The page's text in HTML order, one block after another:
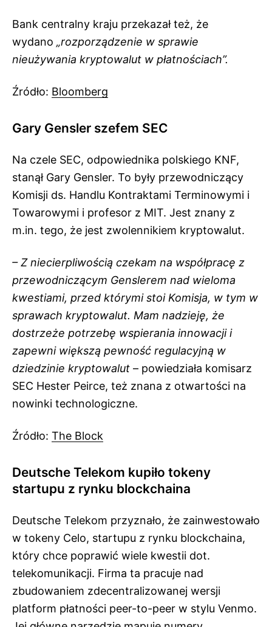
Bank centralny kraju przekazał też, że
wydano „rozporządzenie w sprawie
nieużywania kryptowalut w płatnościach”.
Źródło: Bloomberg
Gary Gensler szefem SEC
Na czele SEC, odpowiednika polskiego KNF,
stanął Gary Gensler. To były przewodniczący
Komisji ds. Handlu Kontraktami Terminowymi i
Towarowymi i profesor z MIT. Jest znany z
m.in. tego, że jest zwolennikiem kryptowalut.
– Z niecierpliwością czekam na współpracę z
przewodniczącym Genslerem nad wieloma
kwestiami, przed którymi stoi Komisja, w tym w
sprawach kryptowalut. Mam nadzieję, że
dostrzeże potrzebę wspierania innowacji i
zapewni większą pewność regulacyjną w
dziedzinie kryptowalut – powiedziała komisarz
SEC Hester Peirce, też znana z otwartości na
nowinki technologiczne.
Źródło: The Block
Deutsche Telekom kupiło tokeny
startupu z rynku blockchaina
Deutsche Telekom przyznało, że zainwestowało
w tokeny Celo, startupu z rynku blockchaina,
który chce poprawić wiele kwestii dot.
telekomunikacji. Firma ta pracuje nad
zbudowaniem zdecentralizowanej wersji
platform płatności peer-to-peer w stylu Venmo.